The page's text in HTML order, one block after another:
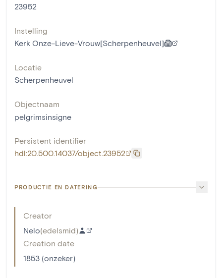
23952
Instelling
Kerk Onze-Lieve-Vrouw[Scherpenheuvel]
Locatie
Scherpenheuvel
Objectnaam
pelgrimsinsigne
Persistent identifier
hdl:20.500.14037/object.23952
PRODUCTIE EN DATERING
Creator
Nelo(edelsmid)
Creation date
1853 (onzeker)